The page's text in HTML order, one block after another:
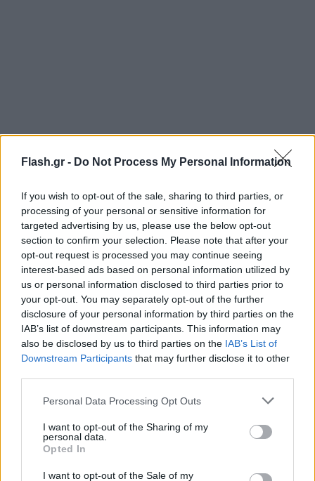
Flash.gr - Do Not Process My Personal Information
If you wish to opt-out of the sale, sharing to third parties, or
processing of your personal or sensitive information for
targeted advertising by us, please use the below opt-out
section to confirm your selection. Please note that after your
opt-out request is processed you may continue seeing
interest-based ads based on personal information utilized by
us or personal information disclosed to third parties prior to
your opt-out. You may separately opt-out of the further
disclosure of your personal information by third parties on the
IAB’s list of downstream participants. This information may
also be disclosed by us to third parties on the IAB’s List of
Downstream Participants that may further disclose it to other
Please note that this website/app uses one or more Google
not limited to your visit or usage behaviour. You may click to
grant or deny consent to Google and its third-party tags to
use your data for below specified purposes in below Google
consent section.
Personal Data Processing Opt Outs
I want to opt-out of the Sharing of my
personal data.
Opted In
I want to opt-out of the Sale of my
FLASH FOCUS